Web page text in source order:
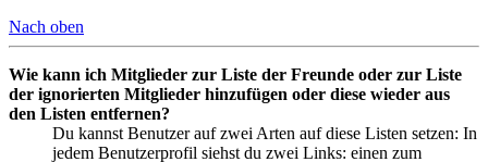
Nach oben
Wie kann ich Mitglieder zur Liste der Freunde oder zur Liste
der ignorierten Mitglieder hinzufügen oder diese wieder aus
den Listen entfernen?
Du kannst Benutzer auf zwei Arten auf diese Listen setzen: In
jedem Benutzerprofil siehst du zwei Links: einen zum